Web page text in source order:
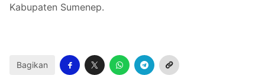
Kabupaten Sumenep.
Bagikan